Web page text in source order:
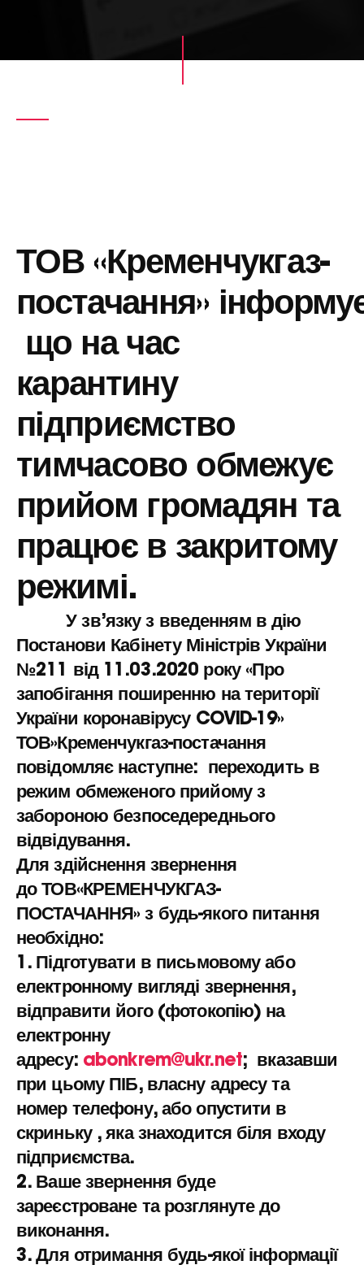
ТОВ «Кременчукгаз-
постачання»
що на час
карантину
підприємство
тимчасово обмежує
прийом громадян та
працює в закритому
режимі.
У зв’язку з введенням в дію
Постанови Кабінету Міністрів України
№211 від 11.03.2020 року «Про
запобігання поширенню на території
України коронавірусу COVID-19»
ТОВ»Кременчукгаз-постачання
повідомляє наступне: переходить в
режим обмеженого прийому з
забороною безпоседереднього
відвідування.
Для здійснення звернення
доТОВ«КРЕМЕНЧУКГАЗ-
ПОСТАЧАННЯ» з будь-якого питання
необхідно:
1. Підготувати в письмовому або
електронному вигляді звернення,
відправити його (фотокопію) на
електронну
адресу: abonkrem@ukr.net; вказавши
при цьому ПІБ, власну адресу та
номер телефону, або опустити в
скриньку , яка знаходится біля входу
підприємства.
2. Ваше звернення буде
зареєстроване та розглянуте до
виконання.
3. Для отримання будь-якої інформації